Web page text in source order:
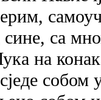
сине, са
на
собом